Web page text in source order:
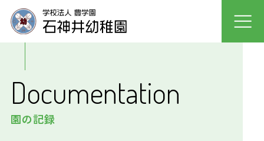
園での生活
Documentation
園の記録